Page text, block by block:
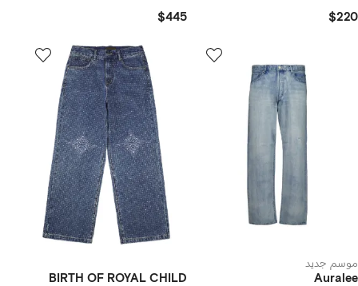
$220
$445
موسم جديد
Auralee
BIRTH OF ROYAL CHILD